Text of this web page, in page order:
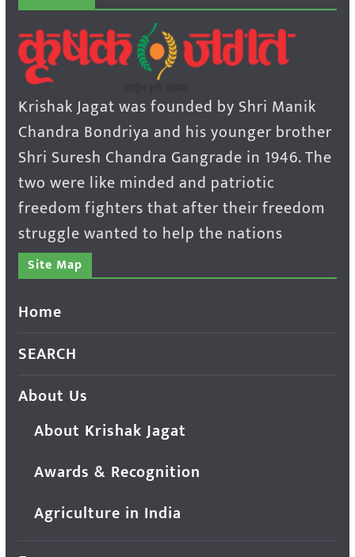
Krishak Jagat was founded by Shri Manik
Chandra Bondriya and his younger brother
Shri Suresh Chandra Gangrade in 1946. The
two were like minded and patriotic
freedom fighters that after their freedom
struggle wanted to help the nations
Site Map
Home
SEARCH
About Us
About Krishak Jagat
Awards & Recognition
Agriculture in India